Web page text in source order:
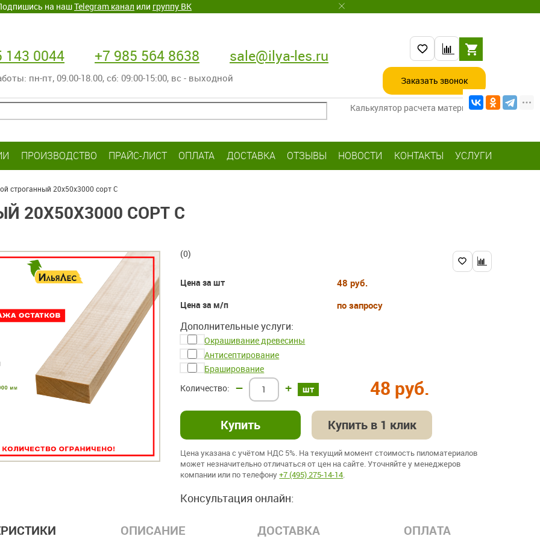
на нашTelegram канал или группу ВК
143 0044 +7 985 564 8638 sale@ilya-les.ru
пн-пт‚ 09.00-18.00, сб: 09:00-15:00, вс - выходной Заказать звонок
Калькулятор расчета материалов
ПРОИЗВОДСТВО ПРАЙС-ЛИСТ ОПЛАТА ДОСТАВКА ОТЗЫВЫ НОВОСТИ КОНТАКТЫ УСЛУГИ
строганный 20х50х3000 сорт С
20Х50Х3000 СОРТ С
(0)
Цена за шт 48 руб.
Цена за м/п по запросу
Дополнительные услуги:
Окрашивание древесины
Антисептирование
Браширование
шт
– + 48 руб.
Купить в 1 клик
Цена указана с учётом НДС 5%. На текущий момент стоимость пиломатериалов
может незначительно отличаться от цен на сайте. Уточняйте у менеджеров
компании или по телефону+7 (495) 275-14-14.
Консультация онлайн:
ОПИСАНИЕ ДОСТАВКА ОПЛАТА